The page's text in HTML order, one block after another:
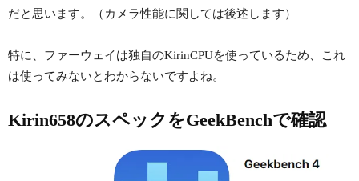
だと思います。（カメラ性能に関しては後述します）
特に、ファーウェイは独自のKirinCPUを使っているため、これ
は使ってみないとわからないですよね。
Kirin658のスペックをGeekBenchで確認